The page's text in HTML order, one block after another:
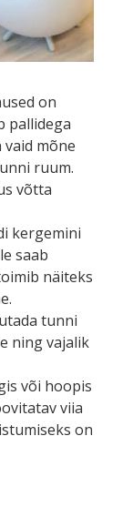
on
pallidega
mõne
ruum.
võtta
kergemini
saab
näiteks
tunni
ning vajalik
või hoopis
viia
on